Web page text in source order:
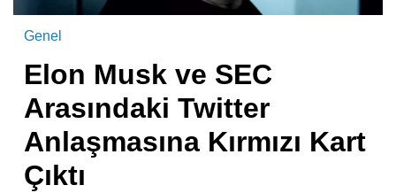
Genel
Elon Musk ve SEC
Arasındaki Twitter
Anlaşmasına Kırmızı Kart
Çıktı